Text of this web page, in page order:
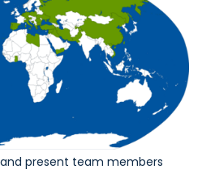
present team members